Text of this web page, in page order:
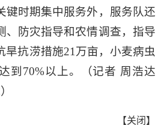
键时期集中服务外，服务队还
、防灾指导和农情调查，指导
旱抗涝措施21万亩，小麦病虫
到70%以上。（记者 周浩达
【关闭 】